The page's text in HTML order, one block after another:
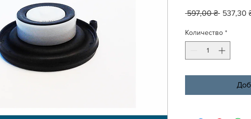
597,00 ₴ 537,30
Количество *